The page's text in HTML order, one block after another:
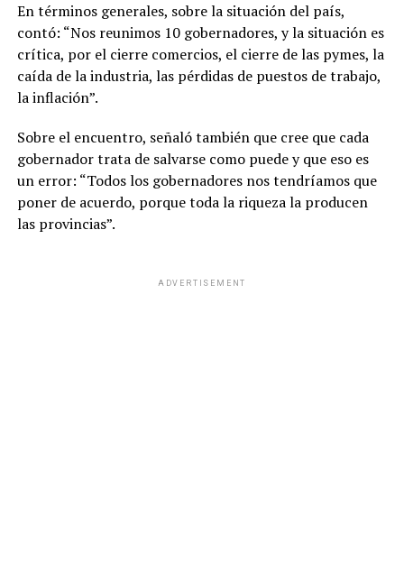
En términos generales, sobre la situación del país,
contó: “Nos reunimos 10 gobernadores, y la situación es
crítica, por el cierre comercios, el cierre de las pymes, la
caída de la industria, las pérdidas de puestos de trabajo,
la inflación”.
Sobre el encuentro, señaló también que cree que cada
gobernador trata de salvarse como puede y que eso es
un error: “Todos los gobernadores nos tendríamos que
poner de acuerdo, porque toda la riqueza la producen
las provincias”.
ADVERTISEMENT